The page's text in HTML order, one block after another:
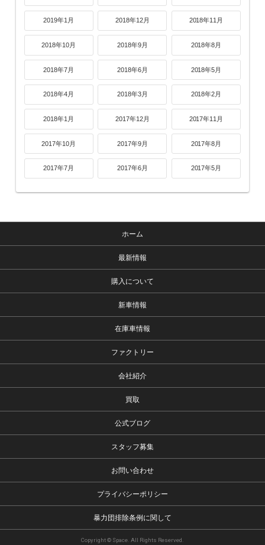
2019年1月 2018年12月 2018年11月
2018年10月 2018年9月 2018年8月
2018年7月 2018年6月 2018年5月
2018年4月 2018年3月 2018年2月
2018年1月 2017年12月 2017年11月
2017年10月 2017年9月 2017年8月
2017年7月 2017年6月 2017年5月
ホーム
最新情報
購入について
新車情報
在庫車情報
ファクトリー
会社紹介
買取
公式ブログ
スタッフ募集
お問い合わせ
プライバシーポリシー
暴力団排除条例に関して
Copyright © Space. All Rights Reserved.